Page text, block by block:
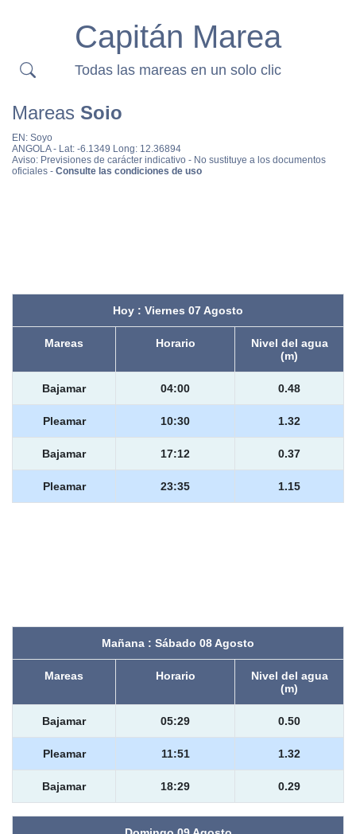
Capitán Marea
Todas las mareas en un solo clic
Mareas Soio
EN: Soyo
ANGOLA- Lat: -6.1349 Long: 12.36894
Aviso: Previsiones de carácter indicativo - No sustituye a los documentos
oficiales - Consulte las condiciones de uso
Hoy : Viernes 07 Agosto
Mareas Horario
Nivel del agua
(m)
Bajamar 04:00 0.48
Pleamar 10:30 1.32
Bajamar 17:12 0.37
Pleamar 23:35 1.15
Mañana : Sábado 08 Agosto
Mareas Horario
Nivel del agua
(m)
Bajamar 05:29 0.50
Pleamar 11:51 1.32
Bajamar 18:29 0.29